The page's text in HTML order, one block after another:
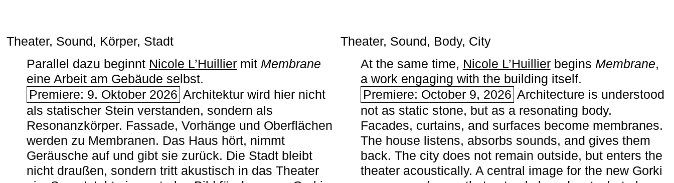
Theater, Sound, Körper, Stadt
Parallel dazu beginnt Nicole L’Huillier mit ­ Membrane
eine Arbeit am Gebäude selbst.
Premiere: 9. Oktober 2026 Architektur wird hier nicht
als statischer Stein verstanden, sondern als
Resonanzkörper. Fassade, Vorhänge und Oberflächen
werden zu Membranen. Das Haus hört, nimmt
Geräusche auf und gibt sie zurück. Die Stadt bleibt
nicht draußen, sondern tritt akustisch in das Theater
Theater, Sound, Body, City
At the same time, Nicole L’Huillierbegins ­ Membrane,
a work engaging with the building itself.
Premiere: October 9, 2026 Architecture is understood
not as static stone, but as a resonating body.
Facades, curtains, and surfaces become membranes.
The house listens, absorbs sounds, and gives them
back. The city does not remain outside, but enters the
theater acoustically. A central image for the new Gorki